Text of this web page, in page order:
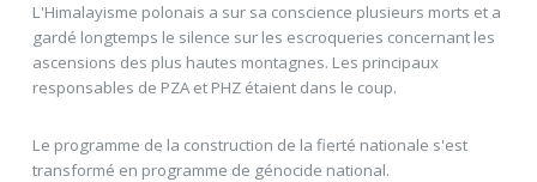
L'Himalayisme polonais a sur sa conscience plusieurs morts et a
gardé longtemps le silence sur les escroqueries concernant les
ascensions des plus hautes montagnes. Les principaux
responsables de PZA et PHZ étaient dans le coup.
Le programme de la construction de la fierté nationale s'est
transformé en programme de génocide national.